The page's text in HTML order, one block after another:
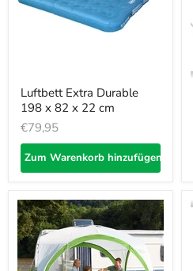
Luftbett Extra Durable
198 x 82 x 22 cm
€79,95
Zum Warenkorb hinzufügen